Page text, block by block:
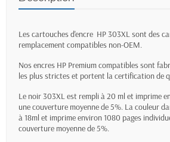
Les cartouches d'encre HP 303XL sont des
remplacement compatibles non-OEM.
Nos encres HP Premium compatibles sont
les plus strictes et portent la certification de
Le noir 303XL est rempli à 20 ml et imprime
une couverture moyenne de 5%. La couleur
à 18ml et imprime environ 1080 pages
couverture moyenne de 5%.